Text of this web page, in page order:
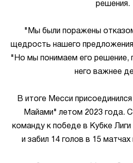
решения.
"Мы были поражены
щедрость нашего
"Но мы понимаем его решение,
него важнее
В итоге Месси
Майами" летом 2023 года. С
команду к победе в Кубке
и забил 14 голов в 15